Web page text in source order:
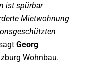
ist spürbar
Mietwohnung
Georg
Wohnbau.